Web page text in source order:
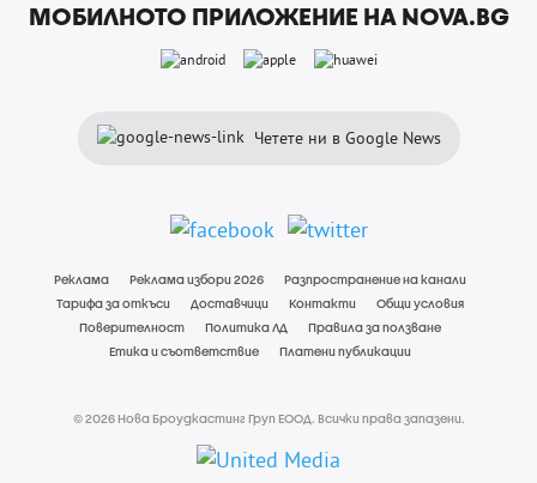
МОБИЛНОТО ПРИЛОЖЕНИЕ НА NOVA.BG
Четете ни в Google News
Реклама Реклама избори 2026
Разпространение на канали
Тарифа за откъси
Доставчици Контакти
Общи условия
Поверителност
Политика ЛД
Правила за ползване
Етика и съответствие
Платени публикации
© 2026 Нова Броудкастинг Груп ЕООД. Всички права запазени.